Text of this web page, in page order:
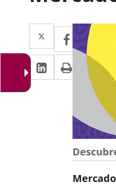
Twitter
Enlace
a
una
aplicación
Facebook
Enlace
a
una
externa.
LinkedIn
Enlace
a
aplicación
externa.
Imprimir
Mercados